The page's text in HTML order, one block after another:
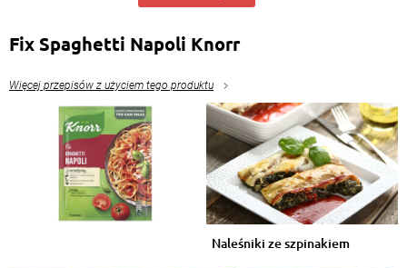
Fix Spaghetti Napoli Knorr
Więcej przepisów z użyciem tego produktu
Naleśniki ze szpinakiem